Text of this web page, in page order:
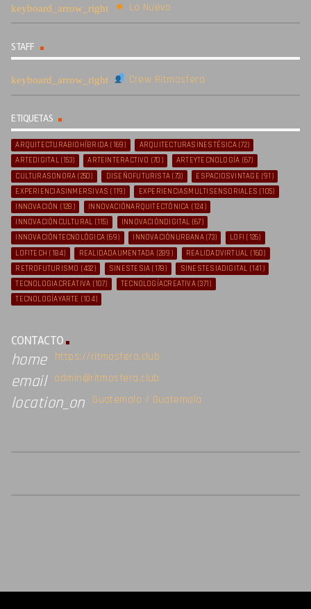
Lo Nuevo
STAFF
Crew Ritmosfera
ETIQUETAS
ARQUITECTURABIOHÍBRIDA (169) ARQUITECTURASINESTÉSICA(72)
ARTEDIGITAL(153) ARTEINTERACTIVO (70) ARTEYTECNOLOGÍA (67)
CULTURASONORA (250) DISEÑOFUTURISTA (73) ESPACIOSVINTAGE (91)
EXPERIENCIASINMERSIVAS (119) EXPERIENCIASMULTISENSORIALES (105)
INNOVACIÓN (128) INNOVACIÓNARQUITECTÓNICA (124)
INNOVACIÓNCULTURAL (115) INNOVACIÓNDIGITAL (67)
INNOVACIÓNTECNOLÓGICA (69) INNOVACIÓNURBANA(73) LOFI (126)
LOFITECH (184) REALIDADAUMENTADA (289) REALIDADVIRTUAL (160)
RETROFUTURISMO (432) SINESTESIA (178) SINESTESIADIGITAL (141)
TECNOLOGIACREATIVA (107) TECNOLOGÍACREATIVA(371)
TECNOLOGÍAYARTE (104)
CONTACTO
home https://ritmosfera.club
email admin@ritmosfera.club
location_on Guatemala / Guatemala